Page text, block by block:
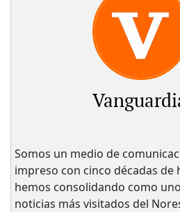
Somos un medio de
impreso con cinco décadas de
hemos consolidando como
noticias más visitados del